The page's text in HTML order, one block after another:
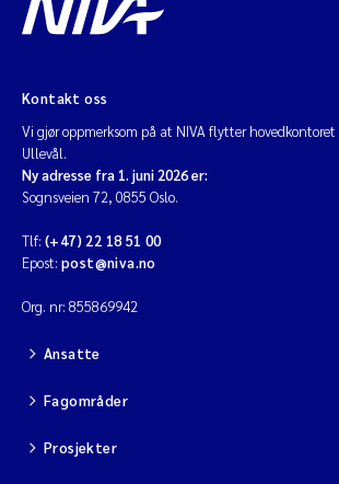
Kontakt oss
Vi gjør oppmerksom på at NIVA flytter
Ullevål.
Ny adresse fra 1. juni 2026 er:
Sognsveien 72, 0855 Oslo.
Tlf: (+47) 22 18 51 00
Epost: post@niva.no
Org. nr: 855869942
Ansatte
Fagområder
Prosjekter